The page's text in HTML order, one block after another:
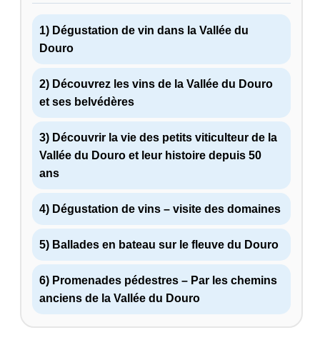
1) Dégustation de vin dans la Vallée du
Douro
2) Découvrez les vins de la Vallée du Douro
et ses belvédères
3) Découvrir la vie des petits viticulteur de la
Vallée du Douro et leur histoire depuis 50
ans
4) Dégustation de vins – visite des domaines
5) Ballades en bateau sur le fleuve du Douro
6) Promenades pédestres – Par les chemins
anciens de la Vallée du Douro